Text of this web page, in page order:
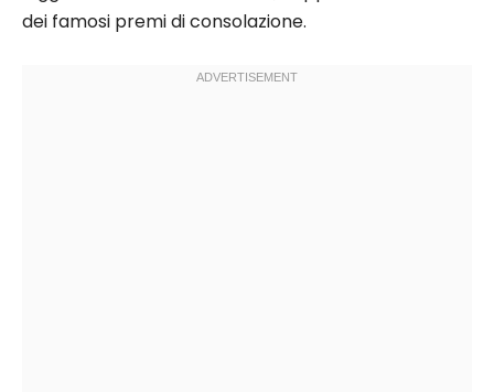
dei famosi premi di consolazione.